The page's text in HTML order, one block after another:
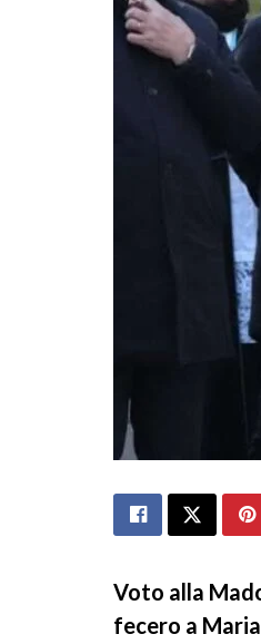
Voto alla
fecero a Maria